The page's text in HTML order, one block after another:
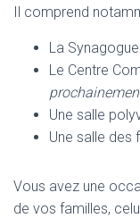
Il comprend
La
Le Centre
Une salle
Une salle des
Vous avez une
de vos familles,